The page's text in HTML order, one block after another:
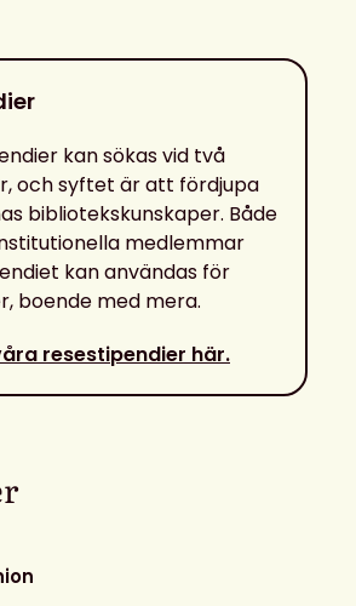
kan sökas vid två
och syftet är att fördjupa
bibliotekskunskaper. Både
medlemmar
kan användas för
boende med mera.
resestipendier här.